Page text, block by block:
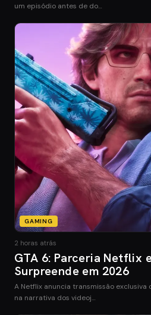
um episódio antes de do…
GAMING
2 horas atrás
GTA 6: Parceria Netflix
Surpreende em 2026
A Netflix anuncia transmissão exclusiva
na narrativa dos videoj…